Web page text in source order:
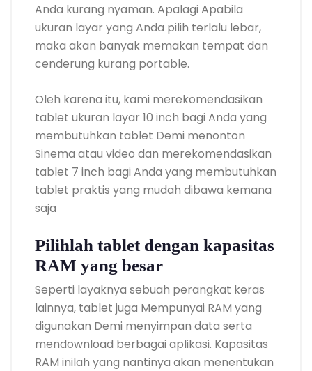
Anda kurang nyaman. Apalagi Apabila
ukuran layar yang Anda pilih terlalu lebar,
maka akan banyak memakan tempat dan
cenderung kurang portable.
Oleh karena itu, kami merekomendasikan
tablet ukuran layar 10 inch bagi Anda yang
membutuhkan tablet Demi menonton
Sinema atau video dan merekomendasikan
tablet 7 inch bagi Anda yang membutuhkan
tablet praktis yang mudah dibawa kemana
saja
Pilihlah tablet dengan kapasitas
RAM yang besar
Seperti layaknya sebuah perangkat keras
lainnya, tablet juga Mempunyai RAM yang
digunakan Demi menyimpan data serta
mendownload berbagai aplikasi. Kapasitas
RAM inilah yang nantinya akan menentukan